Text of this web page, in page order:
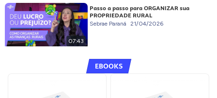
07:43
Passo a passo para ORGANIZAR sua
PROPRIEDADE RURAL
Sebrae Paraná 21/04/2026
EBOOKS